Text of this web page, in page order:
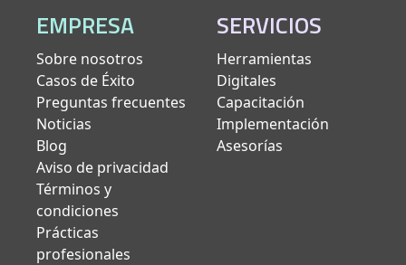
EMPRESA
Sobre nosotros
Casos de Éxito
Preguntas frecuentes
Noticias
Blog
Aviso de privacidad
Términos y
condiciones
Prácticas
profesionales
SERVICIOS
Herramientas
Digitales
Capacitación
Implementación
Asesorías